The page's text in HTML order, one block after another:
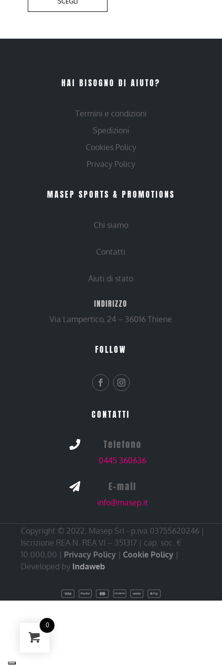
HAI BISOGNO DI AIUTO?
Termini e condizioni
Spedizioni
Cookies Policy
Privacy Policy
MASEP SPORTS & PROMOTIONS
Chi siamo
Contatti
Aiuti di stato
INDIRIZZO
Via Lampertico, 24 – 36016 Thiene
FOLLOW
CONTATTI
 Telefono
0445 360636
 E-mail
info@masep.it
Copyright © 2022. Masep Srl - p.iva 03755620246 |
Iscrizione REA N. REA VI – 351317 | cap. soc. €
10.000,00 | Privacy Policy | Cookie Policy |
Developed by Indaweb
0